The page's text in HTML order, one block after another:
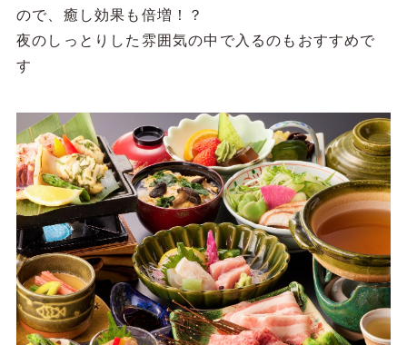
夜のしっとりした雰囲気の中で入るのもおすすめで
す